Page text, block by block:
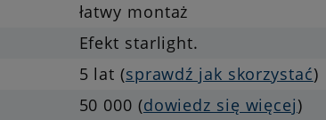
łatwy montaż
Efekt starlight.
5 lat (sprawdź jak skorzystać)
50 000 (dowiedz się więcej)